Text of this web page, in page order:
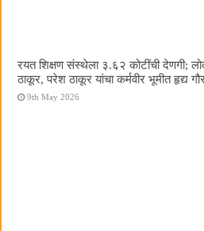
रयत शिक्षण संस्थेला ३.६२ कोटींची देणगी;
ठाकूर, परेश ठाकूर यांचा कर्मवीर भूमीत हृद्य
9th May 2026